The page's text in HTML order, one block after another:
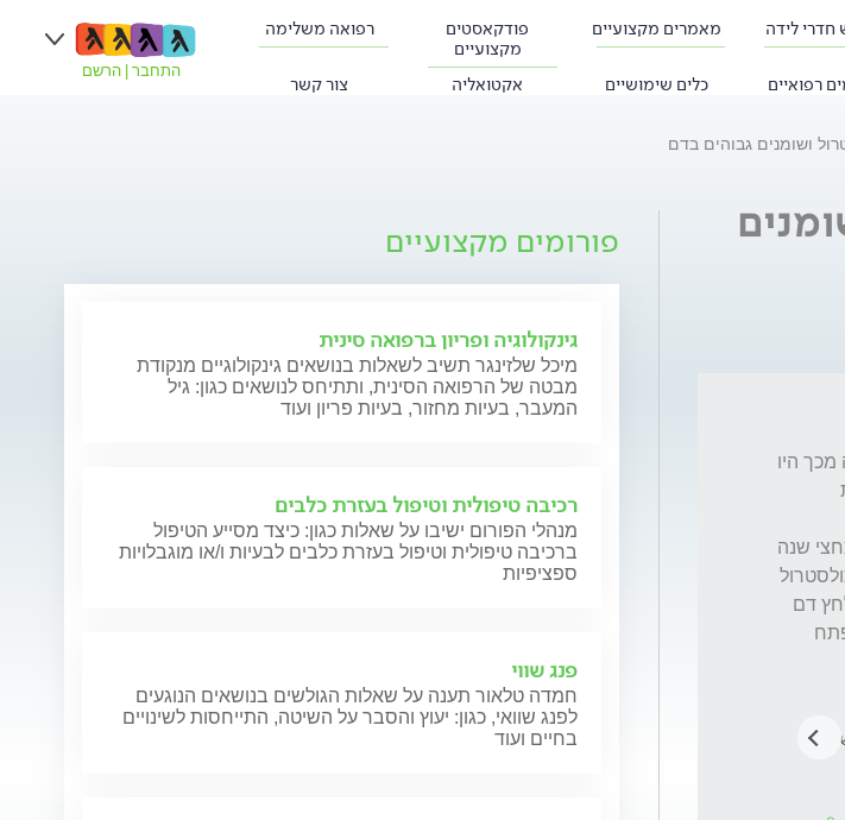
חדרי לידה מאמרים מקצועיים
פודקאסטים
מקצועיים
רפואה משלימה
רפואיים כלים שימושיים אקטואליה צור קשר
התחבר הרשם
ושומנים גבוהים בדם
מערכת השלד לחץ דם גבוה
פורומים מקצועיים
גינקולוגיה ופריון ברפואה סינית
מיכל שלזינגר תשיב לשאלות בנושאים גינקולוגיים מנקודת
מבטה של הרפואה הסינית, ותתיחס לנושאים כגון: גיל
המעבר, בעיות מחזור, בעיות פריון ועוד
רכיבה טיפולית וטיפול בעזרת כלבים
מנהלי הפורום ישיבו על שאלות כגון: כיצד מסייע הטיפול
ברכיבה טיפולית וטיפול בעזרת כלבים לבעיות ו/או מוגבלויות
ספציפיות
פנג שווי
חמדה טלאור תענה על שאלות הגולשים בנושאים הנוגעים
לפנג שוואי, כגון: יעוץ והסבר על השיטה, התייחסות לשינויים
בחיים ועוד